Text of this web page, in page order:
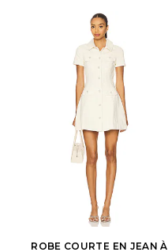
ROBE COURTE EN JEAN À